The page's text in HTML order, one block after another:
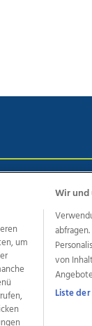
AGB
des
OÖN
wasistlos.at
um
Wir und
von
Liste